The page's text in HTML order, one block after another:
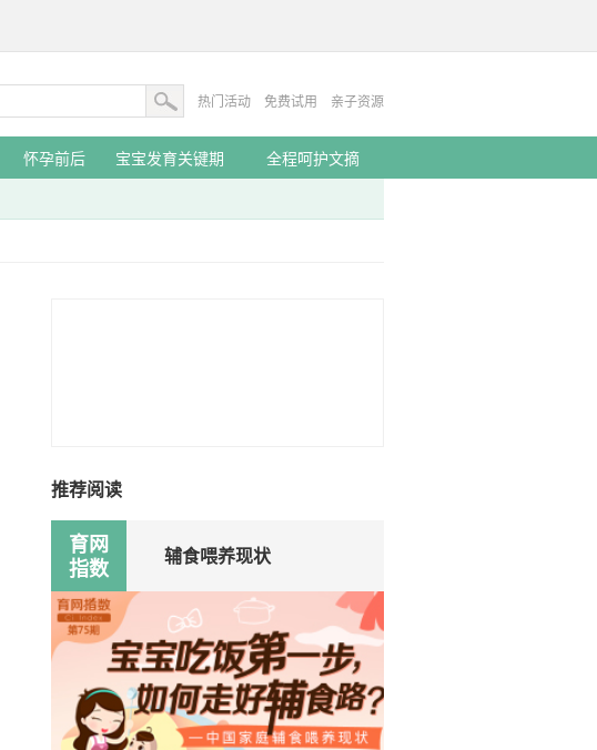
热门活动 免费试用 亲子资源
怀孕前后 宝宝发育关键期
全程呵护文摘
推荐阅读
辅食喂养现状
育网
指数